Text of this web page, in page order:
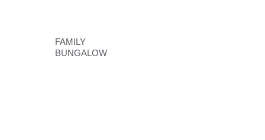
FAMILY
BUNGALOW